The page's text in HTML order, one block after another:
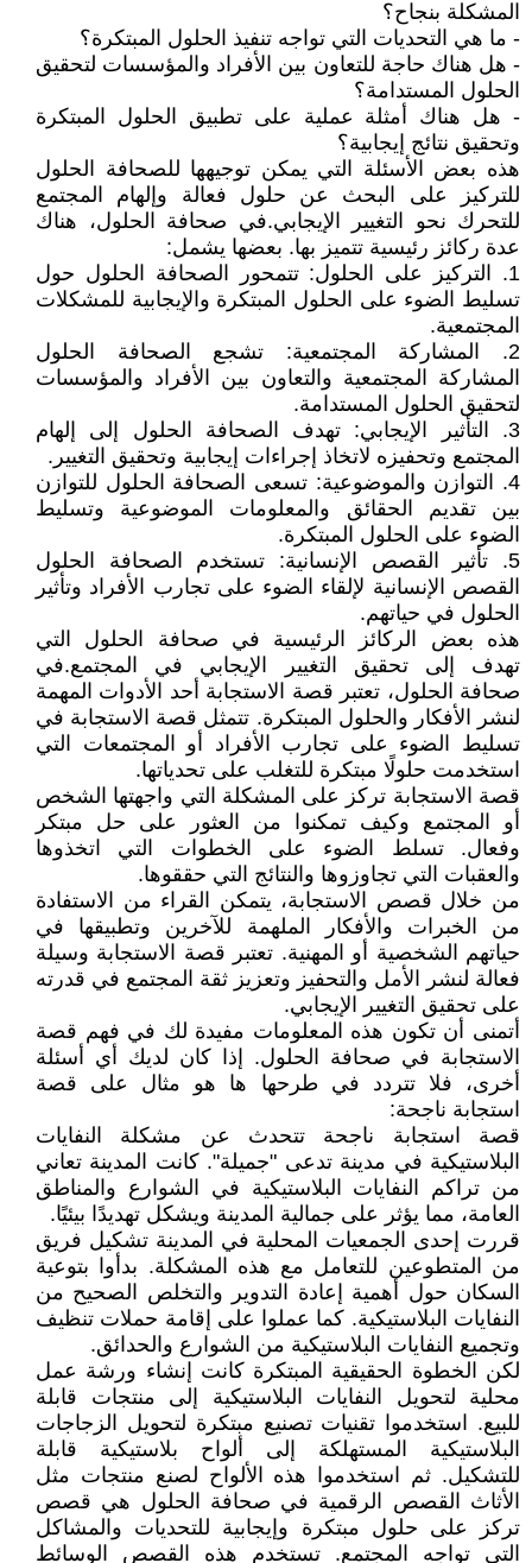
المشكلة بنجاح؟
- ما هي التحديات التي تواجه تنفيذ الحلول المبتكرة؟
- هل هناك حاجة للتعاون بين الأفراد والمؤسسات لتحقيق
الحلول المستدامة؟
- هل هناك أمثلة عملية على تطبيق الحلول المبتكرة
وتحقيق نتائج إيجابية؟
هذه بعض الأسئلة التي يمكن توجيهها للصحافة الحلول
للتركيز على البحث عن حلول فعالة وإلهام المجتمع
للتحرك نحو التغيير الإيجابي.في صحافة الحلول، هناك
عدة ركائز رئيسية تتميز بها. بعضها يشمل:
1. التركيز على الحلول: تتمحور الصحافة الحلول حول
تسليط الضوء على الحلول المبتكرة والإيجابية للمشكلات
المجتمعية.
2. المشاركة المجتمعية: تشجع الصحافة الحلول
المشاركة المجتمعية والتعاون بين الأفراد والمؤسسات
لتحقيق الحلول المستدامة.
3. التأثير الإيجابي: تهدف الصحافة الحلول إلى إلهام
المجتمع وتحفيزه لاتخاذ إجراءات إيجابية وتحقيق التغيير.
4. التوازن والموضوعية: تسعى الصحافة الحلول للتوازن
بين تقديم الحقائق والمعلومات الموضوعية وتسليط
الضوء على الحلول المبتكرة.
5. تأثير القصص الإنسانية: تستخدم الصحافة الحلول
القصص الإنسانية لإلقاء الضوء على تجارب الأفراد وتأثير
الحلول في حياتهم.
هذه بعض الركائز الرئيسية في صحافة الحلول التي
تهدف إلى تحقيق التغيير الإيجابي في المجتمع.في
صحافة الحلول، تعتبر قصة الاستجابة أحد الأدوات المهمة
لنشر الأفكار والحلول المبتكرة. تتمثل قصة الاستجابة في
تسليط الضوء على تجارب الأفراد أو المجتمعات التي
استخدمت حلولًا مبتكرة للتغلب على تحدياتها.
قصة الاستجابة تركز على المشكلة التي واجهتها الشخص
أو المجتمع وكيف تمكنوا من العثور على حل مبتكر
وفعال. تسلط الضوء على الخطوات التي اتخذوها
والعقبات التي تجاوزوها والنتائج التي حققوها.
من خلال قصص الاستجابة، يتمكن القراء من الاستفادة
من الخبرات والأفكار الملهمة للآخرين وتطبيقها في
حياتهم الشخصية أو المهنية. تعتبر قصة الاستجابة وسيلة
فعالة لنشر الأمل والتحفيز وتعزيز ثقة المجتمع في قدرته
على تحقيق التغيير الإيجابي.
أتمنى أن تكون هذه المعلومات مفيدة لك في فهم قصة
الاستجابة في صحافة الحلول. إذا كان لديك أي أسئلة
أخرى، فلا تتردد في طرحها ها هو مثال على قصة
استجابة ناجحة:
قصة استجابة ناجحة تتحدث عن مشكلة النفايات
البلاستيكية في مدينة تدعى "جميلة". كانت المدينة تعاني
من تراكم النفايات البلاستيكية في الشوارع والمناطق
العامة، مما يؤثر على جمالية المدينة ويشكل تهديدًا بيئيًا.
قررت إحدى الجمعيات المحلية في المدينة تشكيل فريق
من المتطوعين للتعامل مع هذه المشكلة. بدأوا بتوعية
السكان حول أهمية إعادة التدوير والتخلص الصحيح من
النفايات البلاستيكية. كما عملوا على إقامة حملات تنظيف
وتجميع النفايات البلاستيكية من الشوارع والحدائق.
لكن الخطوة الحقيقية المبتكرة كانت إنشاء ورشة عمل
محلية لتحويل النفايات البلاستيكية إلى منتجات قابلة
للبيع. استخدموا تقنيات تصنيع مبتكرة لتحويل الزجاجات
البلاستيكية المستهلكة إلى ألواح بلاستيكية قابلة
للتشكيل. ثم استخدموا هذه الألواح لصنع منتجات مثل
الأثاث القصص الرقمية في صحافة الحلول هي قصص
تركز على حلول مبتكرة وإيجابية للتحديات والمشاكل
التي تواجه المجتمع. تستخدم هذه القصص الوسائط